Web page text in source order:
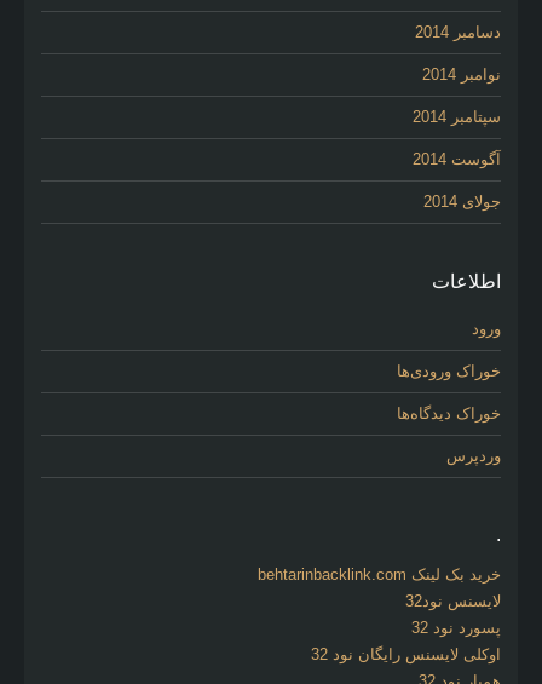
دسامبر 2014
نوامبر 2014
سپتامبر 2014
آگوست 2014
جولای 2014
اطلاعات
ورود
خوراک ورودی‌ها
خوراک دیدگاه‌ها
وردپرس
.
خرید بک لینک behtarinbacklink.com
لایسنس نود32
پسورد نود 32
اوکلی لایسنس رایگان نود 32